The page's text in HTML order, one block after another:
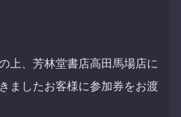
上、芳林堂書店高田馬場店に
ましたお客様に参加券をお渡